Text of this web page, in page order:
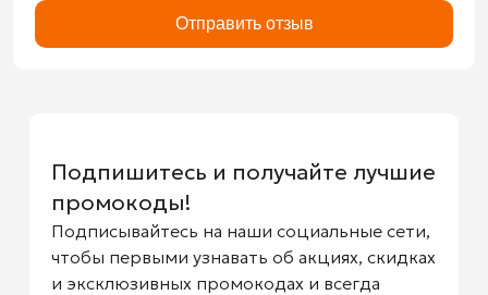
Отправить отзыв
Подпишитесь и получайте лучшие
промокоды!
Подписывайтесь на наши социальные сети,
чтобы первыми узнавать об акциях, скидках
и эксклюзивных промокодах и всегда